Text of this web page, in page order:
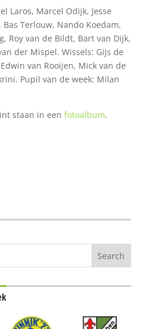
Laros, Marcel Odijk, Jesse
Terlouw, Nando Koedam,
Roy van de Bildt, Bart van Dijk,
der Mispel. Wissels: Gijs de
van Rooijen, Mick van de
Pupil van de week: Milan
staan in een fotoalbum.